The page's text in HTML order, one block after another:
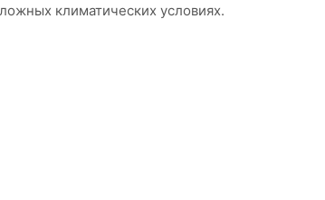
климатических условиях.